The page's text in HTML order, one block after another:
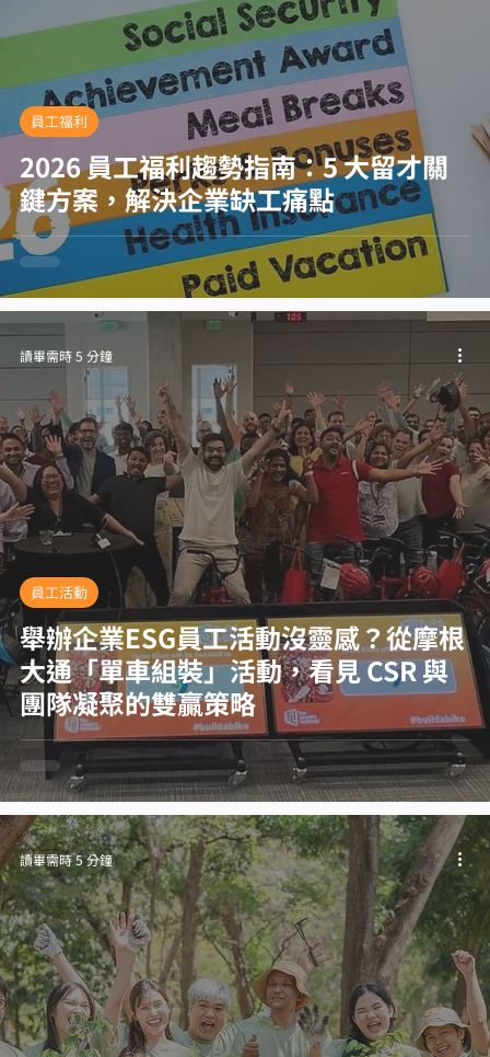
2026 員工福利趨勢指南：5 大留才關
鍵方案，解決企業缺工痛點
員工福利
舉辦企業ESG員工活動沒靈感？從摩根
大通「單車組裝」活動，看見 CSR 與
團隊凝聚的雙贏策略
員工活動
讀畢需時 5 分鐘
讀畢需時 5 分鐘